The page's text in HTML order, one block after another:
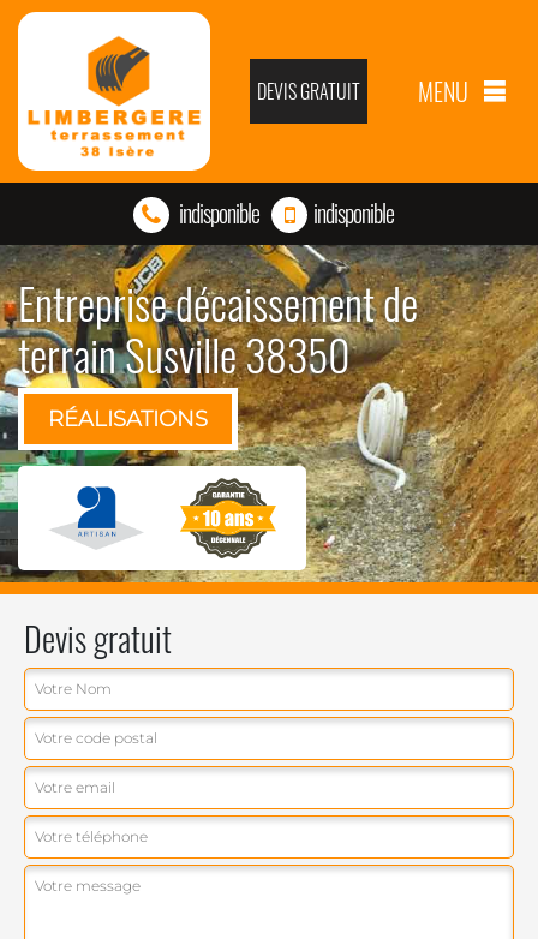
DEVIS GRATUIT MENU
indisponible indisponible
Entreprise décaissement de
terrain Susville 38350
RÉALISATIONS
Devis gratuit